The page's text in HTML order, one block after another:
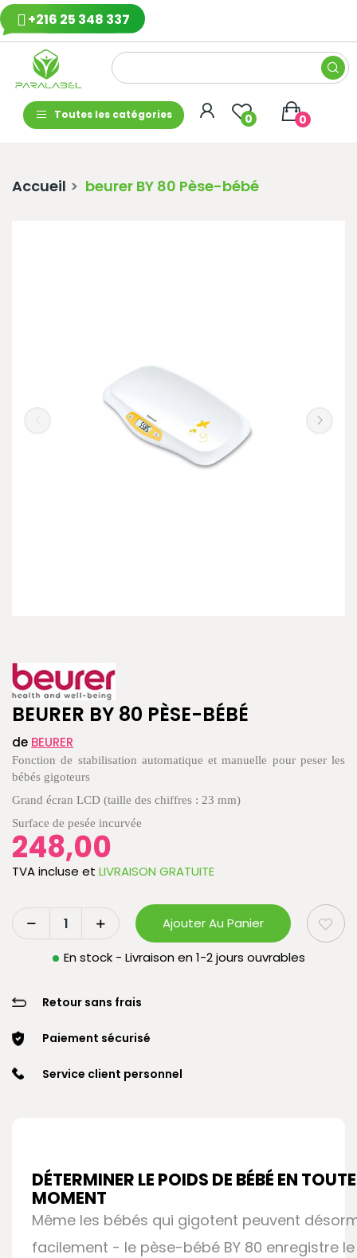
+216 25 348 337
Toutes les catégories 0 0
Accueil beurer BY 80 Pèse-bébé
BEURER BY 80 PÈSE-BÉBÉ
de BEURER
Fonction de stabilisation automatique et manuelle pour peser les
bébés gigoteurs
Grand écran LCD (taille des chiffres : 23 mm)
Surface de pesée incurvée
248,00
TVA incluse et LIVRAISON GRATUITE
Ajouter Au Panier
En stock - Livraison en 1-2 jours ouvrables
Retour sans frais
Paiement sécurisé
Service client personnel
DÉTERMINER LE POIDS DE BÉBÉ EN
MOMENT
Même les bébés qui gigotent peuvent
facilement - le pèse-bébé BY 80 enregistre